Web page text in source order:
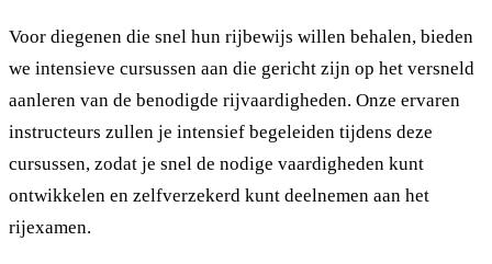
Voor diegenen die snel hun rijbewijs willen behalen, bieden
we intensieve cursussen aan die gericht zijn op het versneld
aanleren van de benodigde rijvaardigheden. Onze ervaren
instructeurs zullen je intensief begeleiden tijdens deze
cursussen, zodat je snel de nodige vaardigheden kunt
ontwikkelen en zelfverzekerd kunt deelnemen aan het
rijexamen.